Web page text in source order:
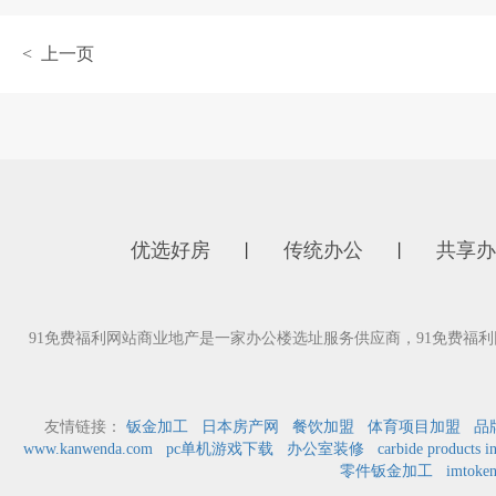
< 上一页
优选好房 传统办公 共享
91免费福利网站商业地产是一家办公楼选址服务供应商，91免费福
友情链接： 钣金加工 日本房产网 餐饮加盟 体育项目加盟
品
www.kanwenda.com
pc单机游戏下载 办公室装修
carbide products
零件钣金加工